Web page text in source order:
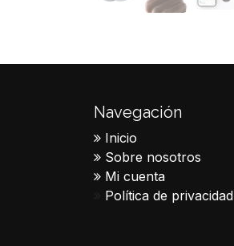
Navegación
Inicio
Sobre nosotros
Mi cuenta
Política de privacidad